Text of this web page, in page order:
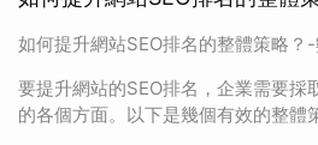
如何提升網站SEO排名的整體策略？
要提升網站的SEO排名，企業需要採
的各個方面。以下是幾個有效的整體